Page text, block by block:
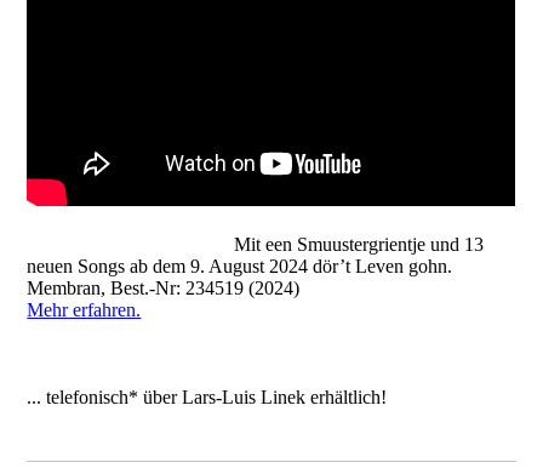
Mit een Smuustergrientje und 13
neuen Songs ab dem 9. August 2024 dör’t Leven gohn.
Membran, Best.-Nr: 234519 (2024)
Mehr erfahren.
... telefonisch* über Lars-Luis Linek erhältlich!